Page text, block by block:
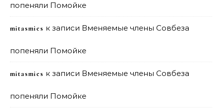
попеняли Помойке
mitasmies к записи Вменяемые члены Совбеза
попеняли Помойке
mitasmies к записи Вменяемые члены Совбеза
попеняли Помойке